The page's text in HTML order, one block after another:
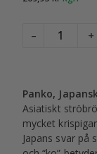
–
Panko,
mängd
+
Panko,
Asiatiskt
mycket
Japans svar på